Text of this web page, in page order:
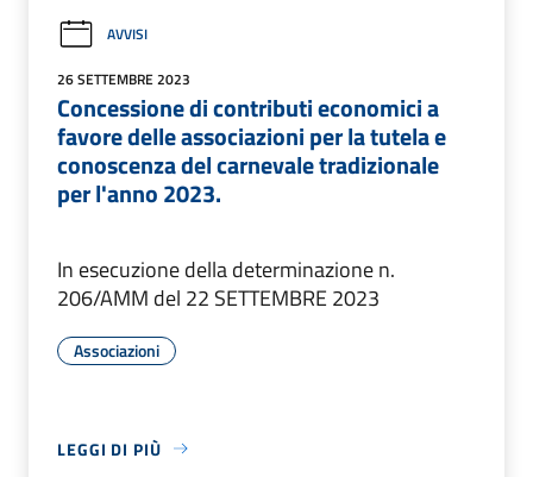
AVVISI
26 SETTEMBRE 2023
Concessione di contributi economici a
favore delle associazioni per la tutela e
conoscenza del carnevale tradizionale
per l'anno 2023.
In esecuzione della determinazione n.
206/AMM del 22 SETTEMBRE 2023
Associazioni
LEGGI DI PIÙ